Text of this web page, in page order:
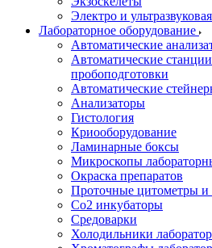
Электро и
Лабораторное оборудование
Автоматические
Автоматические
пробоподготовки
Автоматические
Анализаторы
Гистология
Криооборудование
Ламинарные боксы
Микроскопы
Окраска препаратов
Проточные цитометры и
Со2 инкубаторы
Средоварки
Холодильники